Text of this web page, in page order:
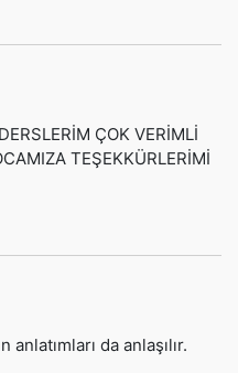
ÇOK VERİMLİ
TEŞEKKÜRLERİMİ
da anlaşılır.